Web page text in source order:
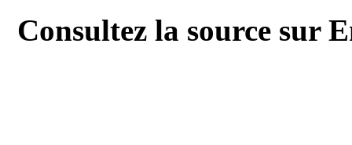
Consultez la source sur